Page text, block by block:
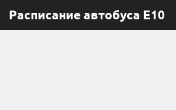
Расписание автобуса Е10